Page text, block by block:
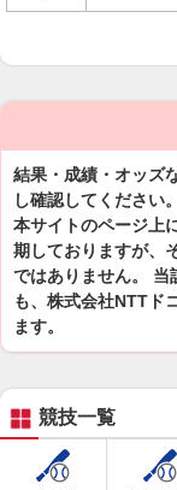
結果・成績・オッズ
し確認してください。
本サイトのページ上
期しておりますが、
ではありません。 当
も、株式会社NTTド
ます。
競技一覧